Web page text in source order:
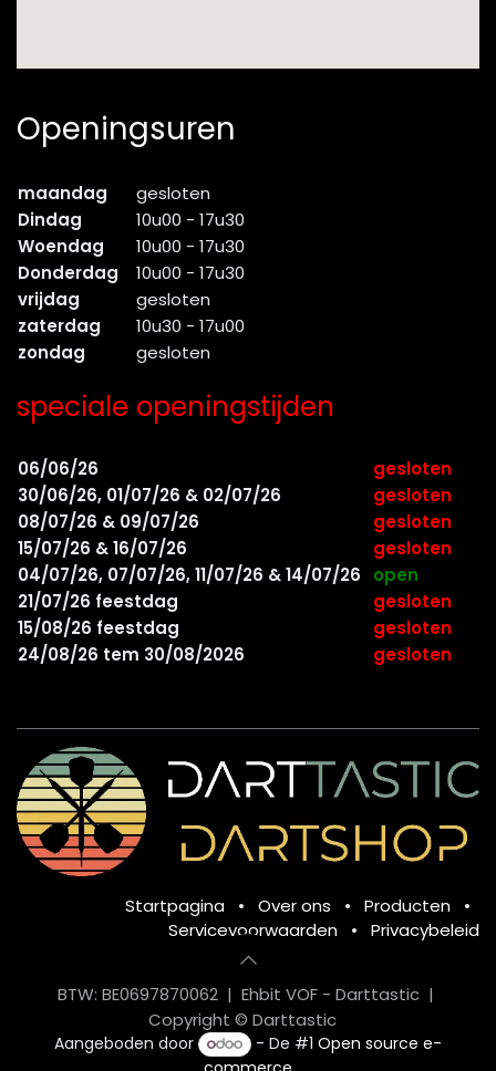
Openingsuren
maandag
gesloten
Dindag
10u00 - 17u30
Woendag
10u00 - 17u30
Donderdag
10u00 - 17u30
vrijdag
gesloten
zaterdag
10u30 - 17u00
zondag
gesloten
speciale openingstijden
06/06/26
gesloten
30/06/26, 01/07/26 & 02/07/26
gesloten
08/07/26 & 09/07/26
gesloten
15/07/26 & 16/07/26
gesloten
04/07/26, 07/07/26, 11/07/26 & 14/07/26
open
21/07/26 feestdag
gesloten
15/08/26 feestdag
gesloten
24/08/26 tem 30/08/2026
gesloten
Startpagina • Over ons • Producten
•
Servicevoorwaarden
• Privacybeleid
BTW: BE0697870062 | Ehbit VOF - Darttastic |
Copyright © Darttastic
Aangeboden door - De #1Open source e-